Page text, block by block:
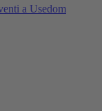
a Usedom